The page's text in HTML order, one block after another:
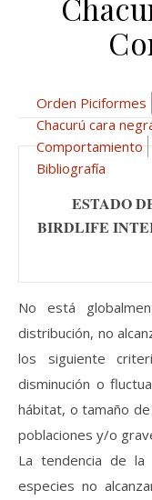
Orden Piciformes
Chacurú cara
Comportamiento
Bibliografía
ESTADO
BIRDLIFE
No está
distribución, no
los siguiente
disminución o
hábitat, o tamaño
poblaciones y/o
La tendencia de
especies no